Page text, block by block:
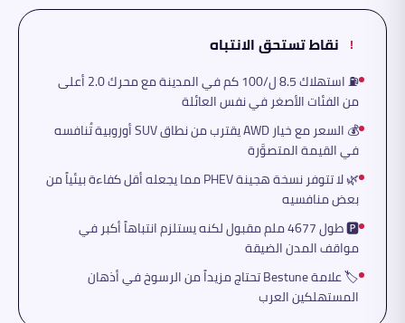
! نقاط تستحق الانتباه
⛽ استهلاك 8.5 ل/100 كم في المدينة مع محرك 2.0 أعلى
من الفئات الأصغر في نفس العائلة
💰 السعر مع خيار AWD يقترب من نطاق SUV أوروبية تُنافسه
في القيمة المتصوَّرة
🌿 لا تتوفر نسخة هجينة PHEV مما يجعله أقل كفاءة بيئياً من
بعض منافسيه
🅿️ طول 4677 ملم مقبول لكنه يستلزم انتباهاً أكبر في
مواقف المدن الضيقة
🏷️ علامة Bestune تحتاج مزيداً من الرسوخ في أذهان
المستهلكين العرب